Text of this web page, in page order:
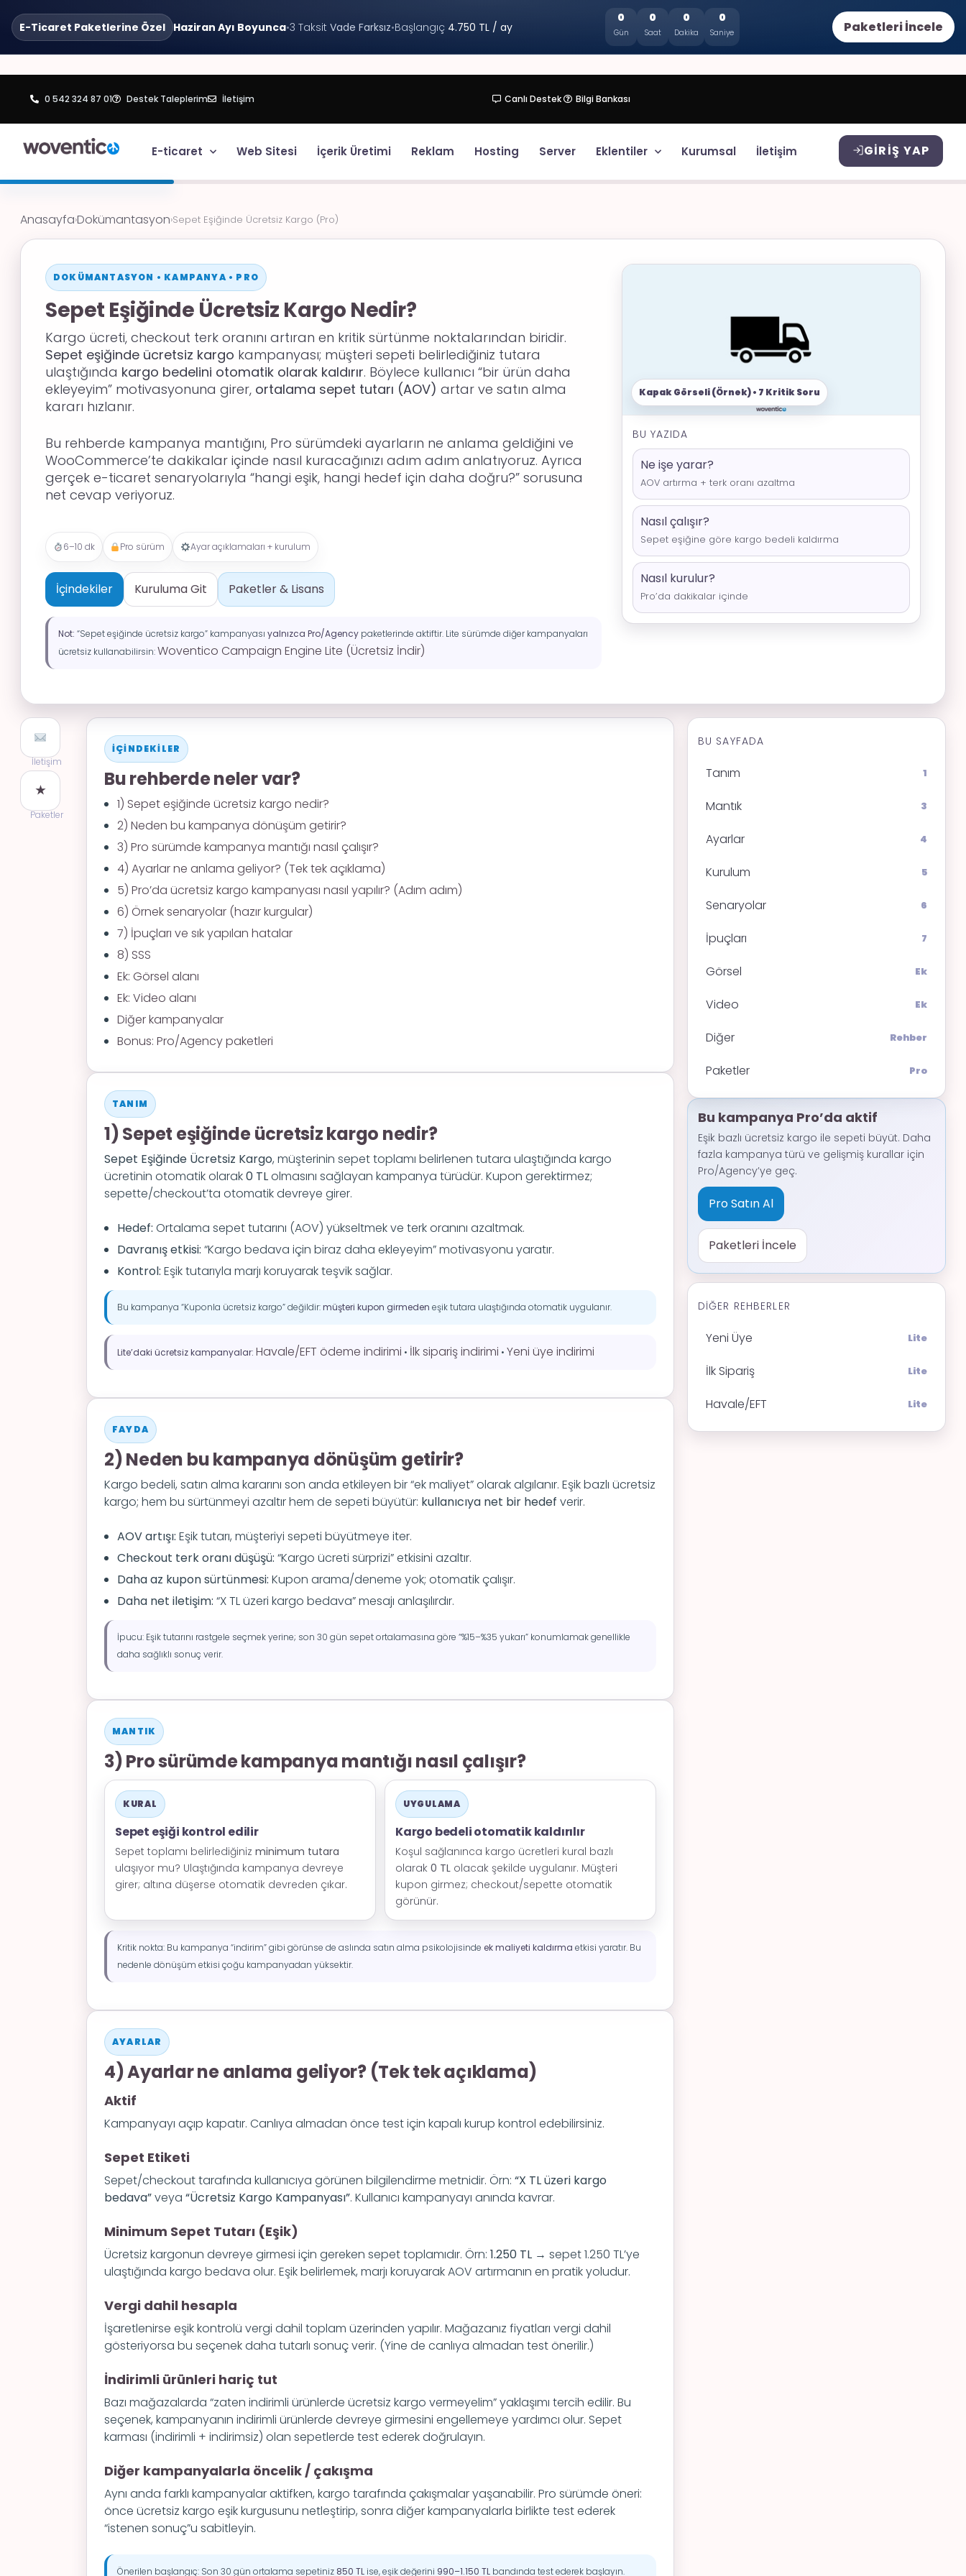
E-Ticaret Paketlerine Özel Haziran Ayı Boyunca•3 Taksit Vade Farksız•Başlangıç 4.750 TL / ay
0
Gün
0
Saat
0
Dakika
0
Saniye Paketleri İncele
0 542 324 87 01 Destek Taleplerim İletişim Canlı Destek Bilgi Bankası
E-ticaret Web Sitesi İçerik Üretimi Reklam Hosting Server Eklentiler Kurumsal İletişim GIRIŞ YAP
Anasayfa›Dokümantasyon›Sepet Eşiğinde Ücretsiz Kargo (Pro)
DOKÜMANTASYON • KAMPANYA • PRO
Sepet Eşiğinde Ücretsiz Kargo Nedir?
Kargo ücreti, checkout terk oranını artıran en kritik sürtünme noktalarından biridir.
Sepet eşiğinde ücretsiz kargo kampanyası; müşteri sepeti belirlediğiniz tutara
ulaştığında kargo bedelini otomatik olarak kaldırır. Böylece kullanıcı “bir ürün daha
ekleyeyim” motivasyonuna girer, ortalama sepet tutarı (AOV) artar ve satın alma
kararı hızlanır.
Bu rehberde kampanya mantığını, Pro sürümdeki ayarların ne anlama geldiğini ve
WooCommerce’te dakikalar içinde nasıl kuracağınızı adım adım anlatıyoruz. Ayrıca
gerçek e-ticaret senaryolarıyla “hangi eşik, hangi hedef için daha doğru?” sorusuna
net cevap veriyoruz.
6–10 dk Pro sürüm Ayar açıklamaları + kurulum
İçindekiler Kuruluma Git Paketler & Lisans
Not: “Sepet eşiğinde ücretsiz kargo” kampanyası yalnızca Pro/Agency paketlerinde aktiftir. Lite sürümde diğer kampanyaları
ücretsiz kullanabilirsin:Woventico Campaign Engine Lite (Ücretsiz İndir)
BU YAZIDA
Ne işe yarar?
AOV artırma + terk oranı azaltma
Nasıl çalışır?
Sepet eşiğine göre kargo bedeli kaldırma
Nasıl kurulur?
Pro’da dakikalar içinde
İletişim
★
Paketler
İÇINDEKILER
Bu rehberde neler var?
1) Sepet eşiğinde ücretsiz kargo nedir?
2) Neden bu kampanya dönüşüm getirir?
3) Pro sürümde kampanya mantığı nasıl çalışır?
4) Ayarlar ne anlama geliyor? (Tek tek açıklama)
5) Pro’da ücretsiz kargo kampanyası nasıl yapılır? (Adım adım)
6) Örnek senaryolar (hazır kurgular)
7) İpuçları ve sık yapılan hatalar
8) SSS
Ek: Görsel alanı
Ek: Video alanı
Diğer kampanyalar
Bonus: Pro/Agency paketleri
TANIM
1) Sepet eşiğinde ücretsiz kargo nedir?
Sepet Eşiğinde Ücretsiz Kargo, müşterinin sepet toplamı belirlenen tutara ulaştığında kargo
ücretinin otomatik olarak0 TLolmasını sağlayan kampanya türüdür. Kupon gerektirmez;
sepette/checkout’ta otomatik devreye girer.
Hedef: Ortalama sepet tutarını (AOV) yükseltmek ve terk oranını azaltmak.
Davranış etkisi: “Kargo bedava için biraz daha ekleyeyim” motivasyonu yaratır.
Kontrol: Eşik tutarıyla marjı koruyarak teşvik sağlar.
Bu kampanya “Kuponla ücretsiz kargo” değildir:müşteri kupon girmeden eşik tutara ulaştığında otomatik uygulanır.
Lite’daki ücretsiz kampanyalar: Havale/EFT ödeme indirimi • İlk sipariş indirimi • Yeni üye indirimi
FAYDA
2) Neden bu kampanya dönüşüm getirir?
Kargo bedeli, satın alma kararını son anda etkileyen bir “ek maliyet” olarak algılanır. Eşik bazlı ücretsiz
kargo; hem bu sürtünmeyi azaltır hem de sepeti büyütür: kullanıcıya net bir hedef verir.
AOV artışı: Eşik tutarı, müşteriyi sepeti büyütmeye iter.
Checkout terk oranı düşüşü: “Kargo ücreti sürprizi” etkisini azaltır.
Daha az kupon sürtünmesi: Kupon arama/deneme yok; otomatik çalışır.
Daha net iletişim: “X TL üzeri kargo bedava” mesajı anlaşılırdır.
İpucu: Eşik tutarını rastgele seçmek yerine; son 30 gün sepet ortalamasına göre “%15–%35 yukarı” konumlamak genellikle
daha sağlıklı sonuç verir.
MANTIK
3) Pro sürümde kampanya mantığı nasıl çalışır?
KURAL
Sepet eşiği kontrol edilir
Sepet toplamı belirlediğiniz minimum tutara
ulaşıyor mu? Ulaştığında kampanya devreye
girer; altına düşerse otomatik devreden çıkar.
UYGULAMA
Kargo bedeli otomatik kaldırılır
Koşul sağlanınca kargo ücretleri kural bazlı
olarak 0 TL olacak şekilde uygulanır. Müşteri
kupon girmez; checkout/sepette otomatik
görünür.
Kritik nokta: Bu kampanya “indirim” gibi görünse de aslında satın alma psikolojisinde ek maliyeti kaldırma etkisi yaratır. Bu
nedenle dönüşüm etkisi çoğu kampanyadan yüksektir.
AYARLAR
4) Ayarlar ne anlama geliyor? (Tek tek açıklama)
Aktif
Kampanyayı açıp kapatır. Canlıya almadan önce test için kapalı kurup kontrol edebilirsiniz.
Sepet Etiketi
Sepet/checkout tarafında kullanıcıya görünen bilgilendirme metnidir. Örn: “X TL üzeri kargo
bedava”veya “Ücretsiz Kargo Kampanyası”. Kullanıcı kampanyayı anında kavrar.
Minimum Sepet Tutarı (Eşik)
Ücretsiz kargonun devreye girmesi için gereken sepet toplamıdır. Örn: 1.250 TL → sepet 1.250 TL’ye
ulaştığında kargo bedava olur. Eşik belirlemek, marjı koruyarak AOV artırmanın en pratik yoludur.
Vergi dahil hesapla
İşaretlenirse eşik kontrolü vergi dahil toplam üzerinden yapılır. Mağazanız fiyatları vergi dahil
gösteriyorsa bu seçenek daha tutarlı sonuç verir. (Yine de canlıya almadan test önerilir.)
İndirimli ürünleri hariç tut
Bazı mağazalarda “zaten indirimli ürünlerde ücretsiz kargo vermeyelim” yaklaşımı tercih edilir. Bu
seçenek, kampanyanın indirimli ürünlerde devreye girmesini engellemeye yardımcı olur. Sepet
karması (indirimli + indirimsiz) olan sepetlerde test ederek doğrulayın.
Diğer kampanyalarla öncelik / çakışma
Aynı anda farklı kampanyalar aktifken, kargo tarafında çakışmalar yaşanabilir. Pro sürümde öneri:
önce ücretsiz kargo eşik kurgusunu netleştirip, sonra diğer kampanyalarla birlikte test ederek
“istenen sonuç”u sabitleyin.
Önerilen başlangıç: Son 30 gün ortalama sepetiniz 850 TL ise, eşik değerini 990–1.150 TL bandında test ederek başlayın.
BU SAYFADA
Tanım 1
Mantık 3
Ayarlar 4
Kurulum 5
Senaryolar 6
İpuçları 7
Görsel Ek
Video Ek
Diğer Rehber
Paketler Pro
Bu kampanya Pro’da aktif
Eşik bazlı ücretsiz kargo ile sepeti büyüt. Daha
fazla kampanya türü ve gelişmiş kurallar için
Pro/Agency’ye geç.
Pro Satın Al
Paketleri İncele
DIĞER REHBERLER
Yeni Üye Lite
İlk Sipariş Lite
Havale/EFT Lite